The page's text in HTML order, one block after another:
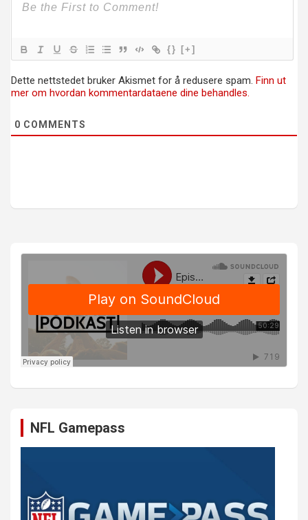
{} [+]
Dette nettstedet bruker Akismet for å redusere spam. Finn ut
mer om hvordan kommentardataene dine behandles.
0 COMMENTS
NFL Gamepass